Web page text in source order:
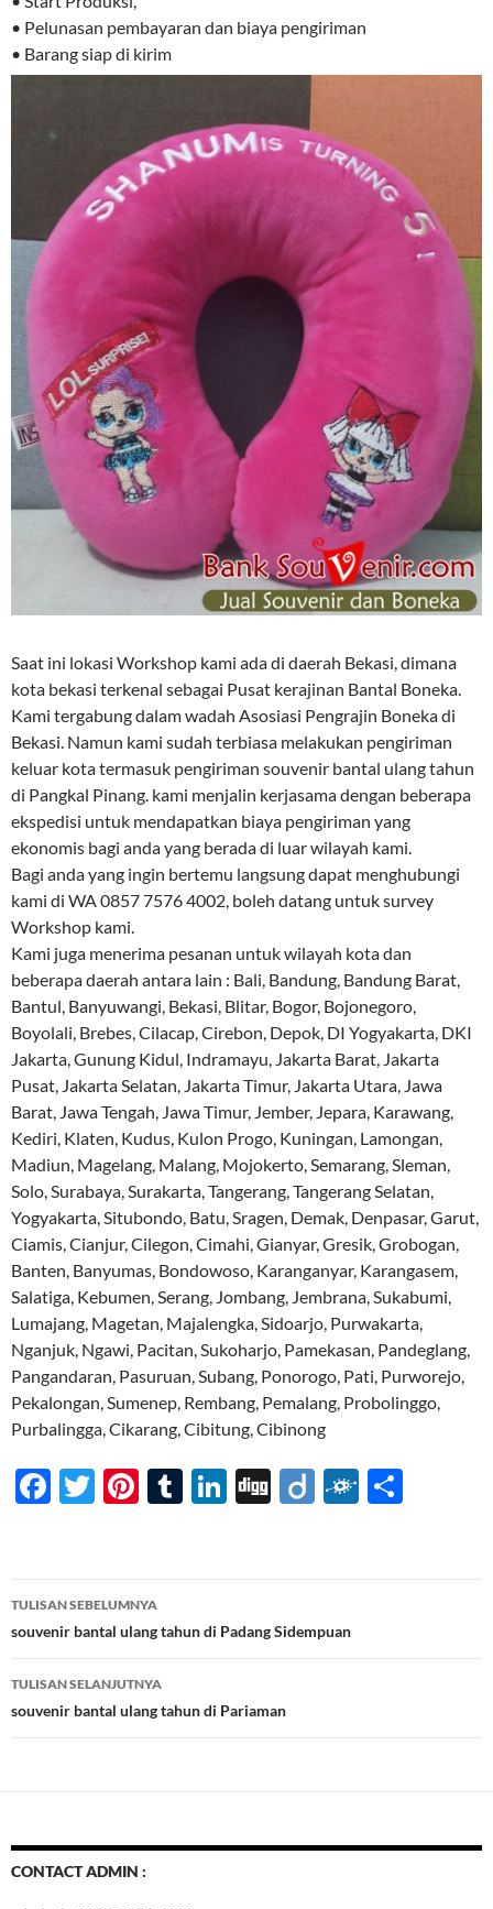
• Pelunasan pembayaran dan biaya pengiriman
• Barang siap di kirim
Saat ini lokasi Workshop kami ada di daerah Bekasi, dimana
kota bekasi terkenal sebagai Pusat kerajinan Bantal Boneka.
Kami tergabung dalam wadah Asosiasi Pengrajin Boneka di
Bekasi. Namun kami sudah terbiasa melakukan pengiriman
keluar kota termasuk pengiriman souvenir bantal ulang tahun
di Pangkal Pinang. kami menjalin kerjasama dengan beberapa
ekspedisi untuk mendapatkan biaya pengiriman yang
ekonomis bagi anda yang berada di luar wilayah kami.
Bagi anda yang ingin bertemu langsung dapat menghubungi
kami di WA 0857 7576 4002, boleh datang untuk survey
Workshop kami.
Kami juga menerima pesanan untuk wilayah kota dan
beberapa daerah antara lain : Bali, Bandung, Bandung Barat,
Bantul, Banyuwangi, Bekasi, Blitar, Bogor, Bojonegoro,
Boyolali, Brebes, Cilacap, Cirebon, Depok, DI Yogyakarta, DKI
Jakarta, Gunung Kidul, Indramayu, Jakarta Barat, Jakarta
Pusat, Jakarta Selatan, Jakarta Timur, Jakarta Utara, Jawa
Barat, Jawa Tengah, Jawa Timur, Jember, Jepara, Karawang,
Kediri, Klaten, Kudus, Kulon Progo, Kuningan, Lamongan,
Madiun, Magelang, Malang, Mojokerto, Semarang, Sleman,
Solo, Surabaya, Surakarta, Tangerang, Tangerang Selatan,
Yogyakarta, Situbondo, Batu, Sragen, Demak, Denpasar, Garut,
Ciamis, Cianjur, Cilegon, Cimahi, Gianyar, Gresik, Grobogan,
Banten, Banyumas, Bondowoso, Karanganyar, Karangasem,
Salatiga, Kebumen, Serang, Jombang, Jembrana, Sukabumi,
Lumajang, Magetan, Majalengka, Sidoarjo, Purwakarta,
Nganjuk, Ngawi, Pacitan, Sukoharjo, Pamekasan, Pandeglang,
Pangandaran, Pasuruan, Subang, Ponorogo, Pati, Purworejo,
Pekalongan, Sumenep, Rembang, Pemalang, Probolinggo,
Purbalingga, Cikarang, Cibitung, Cibinong
F
b
o
o
k
T
er
Pi
es
t
T
bl
r
Li
e
dI
n
Di Di F
d e
Navigasi
Tulisan
TULISAN SEBELUMNYA
souvenir bantal ulang tahun di Padang Sidempuan
TULISAN SELANJUTNYA
souvenir bantal ulang tahun di Pariaman
CONTACT ADMIN :